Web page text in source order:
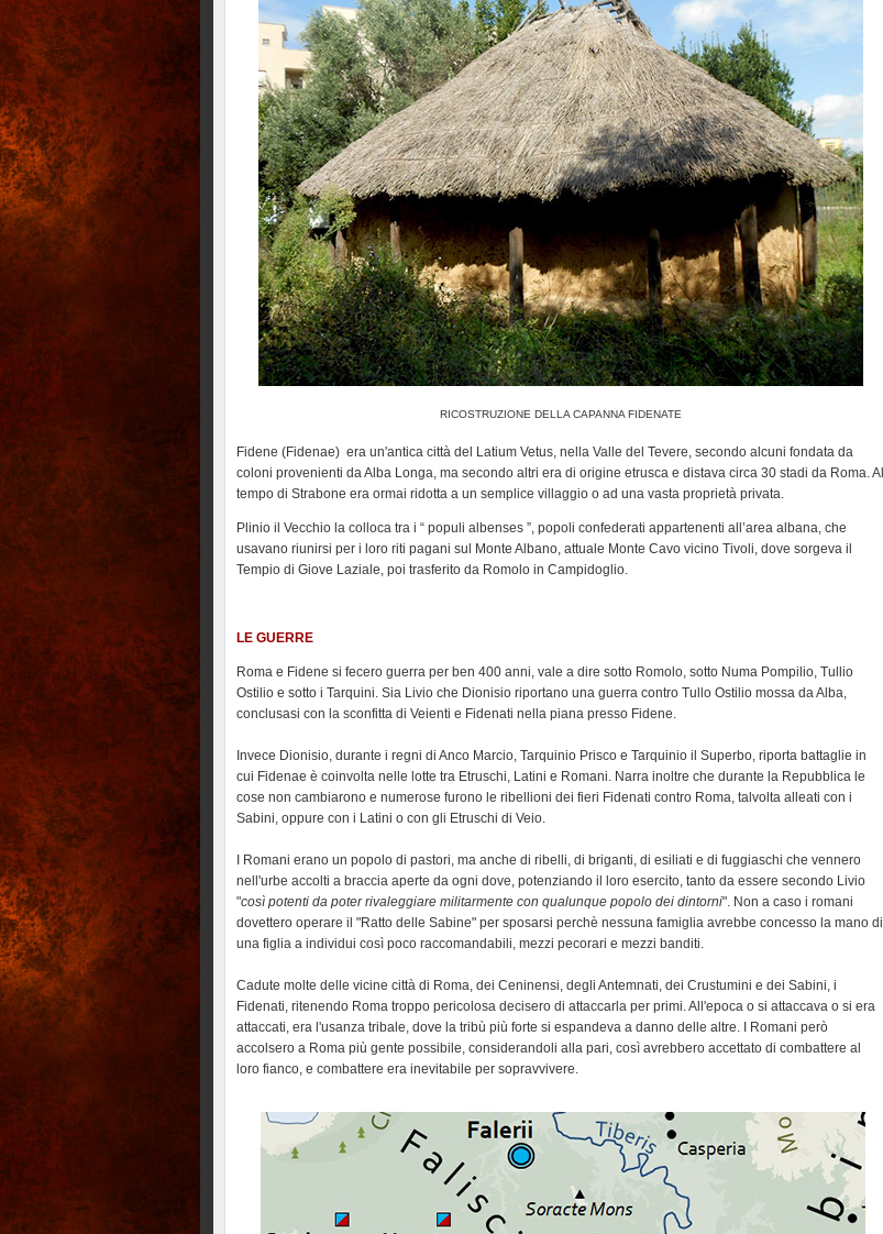
RICOSTRUZIONE DELLA CAPANNA FIDENATE
Fidene (Fidenae) era un'antica città del Latium Vetus, nella Valle del Tevere, secondo alcuni fondata da
coloni provenienti da Alba Longa, ma secondo altri era di origine etrusca e distava circa 30 stadi da Roma. Al
tempo di Strabone era ormai ridotta a un semplice villaggio o ad una vasta proprietà privata.
Plinio il Vecchio la colloca tra i “ populi albenses ”, popoli confederati appartenenti all’area albana, che
usavano riunirsi per i loro riti pagani sul Monte Albano, attuale Monte Cavo vicino Tivoli, dove sorgeva il
Tempio di Giove Laziale, poi trasferito da Romolo in Campidoglio.
LE GUERRE
Roma e Fidene si fecero guerra per ben 400 anni, vale a dire sotto Romolo, sotto Numa Pompilio, Tullio
Ostilio e sotto i Tarquini. Sia Livio che Dionisio riportano una guerra contro Tullo Ostilio mossa da Alba,
conclusasi con la sconfitta di Veienti e Fidenati nella piana presso Fidene.
Invece Dionisio, durante i regni di Anco Marcio, Tarquinio Prisco e Tarquinio il Superbo, riporta battaglie in
cui Fidenae è coinvolta nelle lotte tra Etruschi, Latini e Romani. Narra inoltre che durante la Repubblica le
cose non cambiarono e numerose furono le ribellioni dei fieri Fidenati contro Roma, talvolta alleati con i
Sabini, oppure con i Latini o con gli Etruschi di Veio.
I Romani erano un popolo di pastori, ma anche di ribelli, di briganti, di esiliati e di fuggiaschi che vennero
nell'urbe accolti a braccia aperte da ogni dove, potenziando il loro esercito, tanto da essere secondo Livio
"così potenti da poter rivaleggiare militarmente con qualunque popolo dei dintorni". Non a caso i romani
dovettero operare il "Ratto delle Sabine" per sposarsi perchè nessuna famiglia avrebbe concesso la mano di
una figlia a individui così poco raccomandabili, mezzi pecorari e mezzi banditi.
Cadute molte delle vicine città di Roma, dei Ceninensi, degli Antemnati, dei Crustumini e dei Sabini, i
Fidenati, ritenendo Roma troppo pericolosa decisero di attaccarla per primi. All'epoca o si attaccava o si era
attaccati, era l'usanza tribale, dove la tribù più forte si espandeva a danno delle altre. I Romani però
accolsero a Roma più gente possibile, considerandoli alla pari, così avrebbero accettato di combattere al
loro fianco, e combattere era inevitabile per sopravvivere.